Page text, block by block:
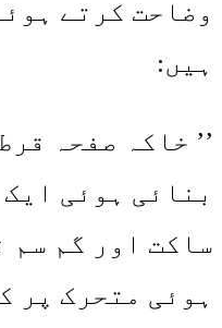
وضاحت کرتے
ہیں:
’’ خاکہ صفحہ
بنائی ہوئی
ساکت اور گم سم
ہوئی متحرک پر